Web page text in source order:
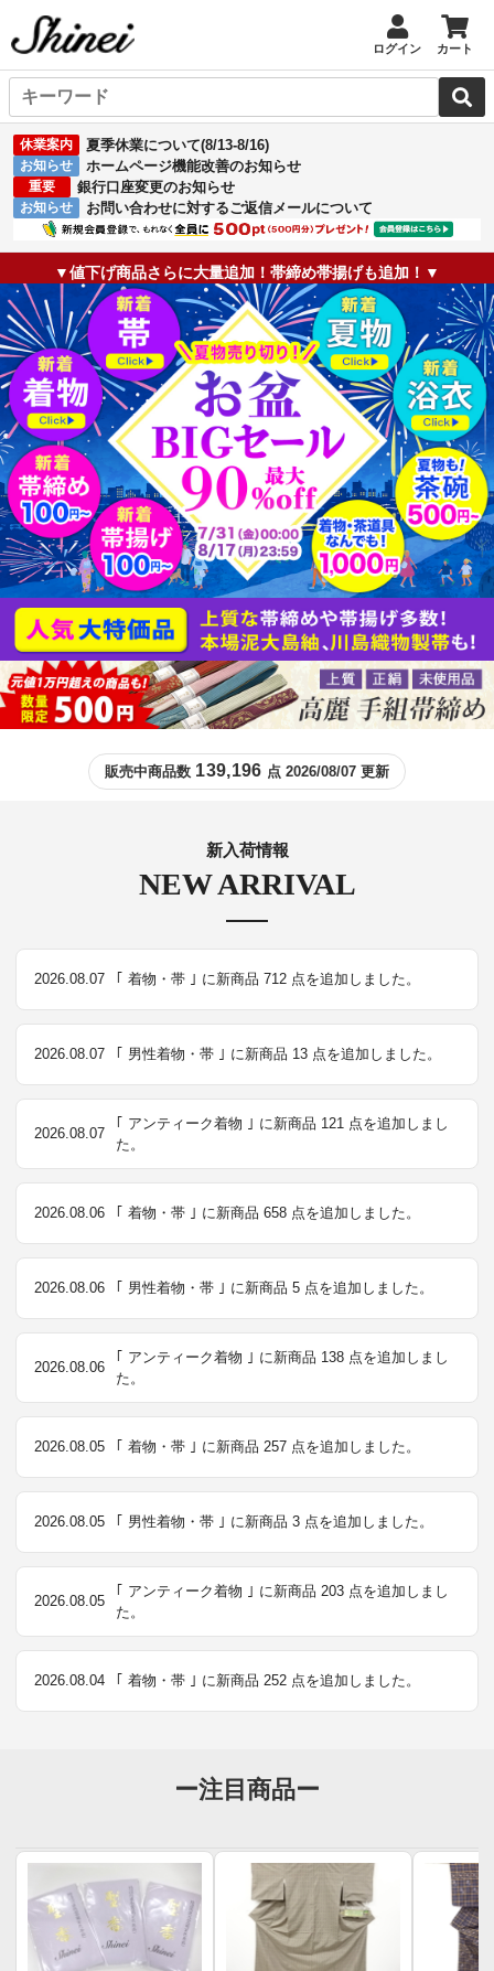
ログイン カート
休業案内 夏季休業について(8/13-8/16)
お知らせ ホームページ機能改善のお知らせ
重要 銀行口座変更のお知らせ
お知らせ お問い合わせに対するご返信メールについて
▼値下げ商品さらに大量追加！帯締め帯揚げも追加！▼
販売中商品数 139,196 点 2026/08/07 更新
NEW ARRIVAL
新入荷情報
2026.08.07 ｢ 着物・帯 ｣ に新商品 712 点を追加しました。
2026.08.07 ｢ 男性着物・帯 ｣ に新商品 13 点を追加しました。
2026.08.07
｢ アンティーク着物 ｣ に新商品 121 点を追加しまし
た。
2026.08.06 ｢ 着物・帯 ｣ に新商品 658 点を追加しました。
2026.08.06 ｢ 男性着物・帯 ｣ に新商品 5 点を追加しました。
2026.08.06
｢ アンティーク着物 ｣ に新商品 138 点を追加しまし
た。
2026.08.05 ｢ 着物・帯 ｣ に新商品 257 点を追加しました。
2026.08.05 ｢ 男性着物・帯 ｣ に新商品 3 点を追加しました。
2026.08.05
｢ アンティーク着物 ｣ に新商品 203 点を追加しまし
た。
2026.08.04 ｢ 着物・帯 ｣ に新商品 252 点を追加しました。
ー注目商品ー